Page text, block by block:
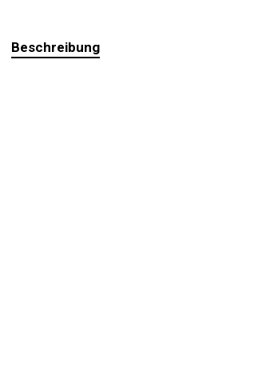
Beschreibung